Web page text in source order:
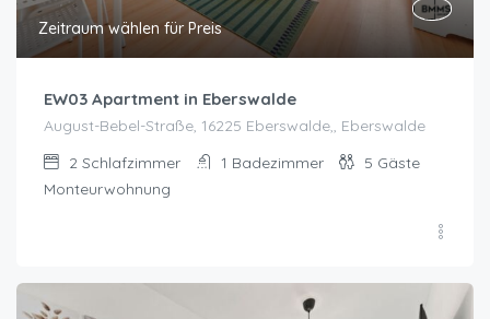
Zeitraum wählen für Preis
EW03 Apartment in Eberswalde
August-Bebel-Straße, 16225 Eberswalde,, Eberswalde
2 Schlafzimmer 1 Badezimmer 5 Gäste
Monteurwohnung